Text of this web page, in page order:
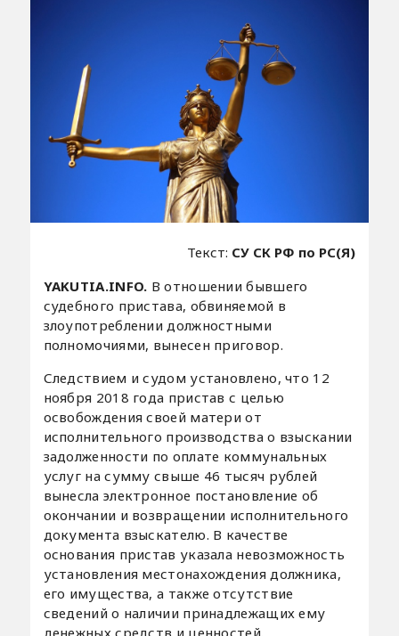
Текст: СУ СК РФ по РС(Я)
YAKUTIA.INFO. В отношении бывшего
судебного пристава, обвиняемой в
злоупотреблении должностными
полномочиями, вынесен приговор.
Следствием и судом установлено, что 12
ноября 2018 года пристав с целью
освобождения своей матери от
исполнительного производства о взыскании
задолженности по оплате коммунальных
услуг на сумму свыше 46 тысяч рублей
вынесла электронное постановление об
окончании и возвращении исполнительного
документа взыскателю. В качестве
основания пристав указала невозможность
установления местонахождения должника,
его имущества, а также отсутствие
сведений о наличии принадлежащих ему
денежных средств и ценностей.